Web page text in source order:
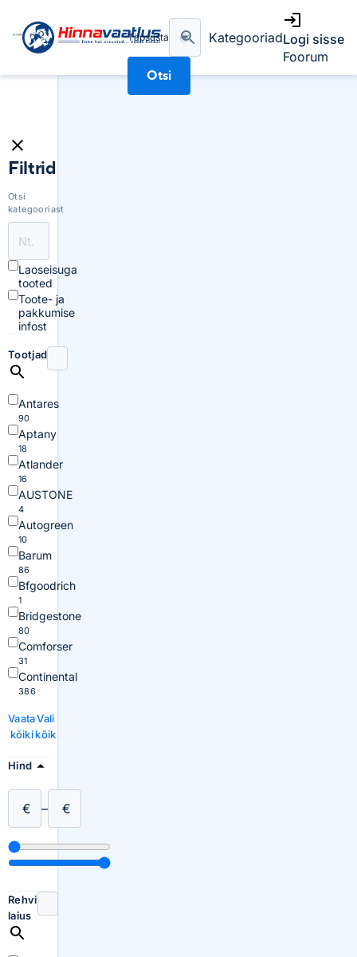
Täpsusta
Otsi
KategooriadLogi sisse
Foorum
Filtrid
Otsi
kategooriast
Laoseisuga
tooted
Toote- ja
pakkumise
infost
Tootjad
Antares
90
Aptany
18
Atlander
16
AUSTONE
4
Autogreen
10
Barum
86
Bfgoodrich
1
Bridgestone
80
Comforser
31
Continental
386
Vaata
kõiki
Vali
kõik
Hind
€ – €
Rehvi
laius